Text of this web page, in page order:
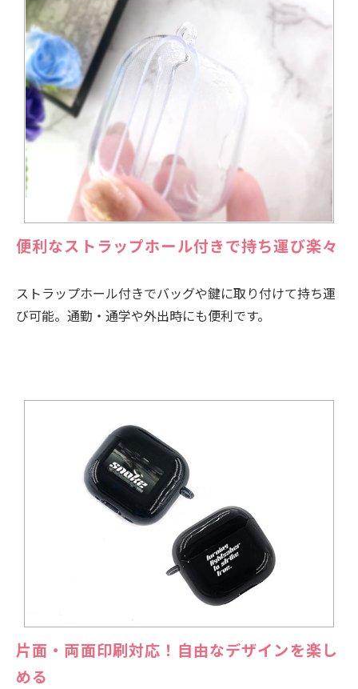
便利なストラップホール付きで持ち運び楽々
ストラップホール付きでバッグや鍵に取り付けて持ち運
び可能。通勤・通学や外出時にも便利です。
片面・両面印刷対応！自由なデザインを楽し
める